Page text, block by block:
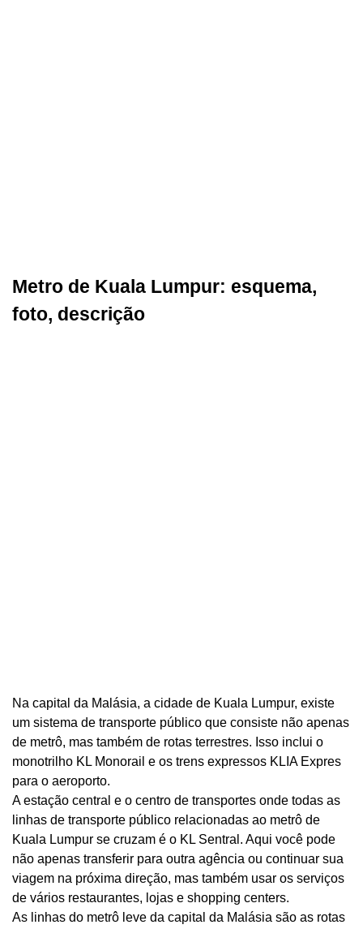
Metro de Kuala Lumpur: esquema,
foto, descrição
Na capital da Malásia, a cidade de Kuala Lumpur, existe
um sistema de transporte público que consiste não apenas
de metrô, mas também de rotas terrestres. Isso inclui o
monotrilho KL Monorail e os trens expressos KLIA Expres
para o aeroporto.
A estação central e o centro de transportes onde todas as
linhas de transporte público relacionadas ao metrô de
Kuala Lumpur se cruzam é ​​o KL Sentral. Aqui você pode
não apenas transferir para outra agência ou continuar sua
viagem na próxima direção, mas também usar os serviços
de vários restaurantes, lojas e shopping centers.
As linhas do metrô leve da capital da Malásia são as rotas